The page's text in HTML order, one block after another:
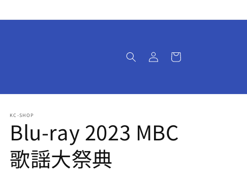
イ
ー
KC-SHOP
Blu-ray 2023 MBC
歌謡大祭典